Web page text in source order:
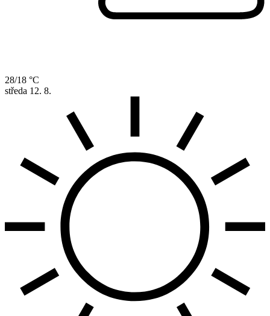
28/18 °C
středa 12. 8.